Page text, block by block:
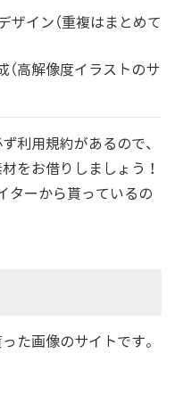
ザイン（重複はまとめて
（高解像度イラストのサ
利用規約があるので、
をお借りしましょう！
ターから貰っているの
た画像のサイトです。